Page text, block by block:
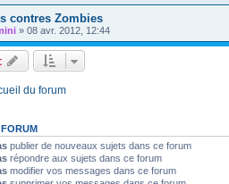
contres Zombies
» 08 avr. 2012, 12:44
du forum
publier de nouveaux sujets dans ce forum
répondre aux sujets dans ce forum
modifier vos messages dans ce forum